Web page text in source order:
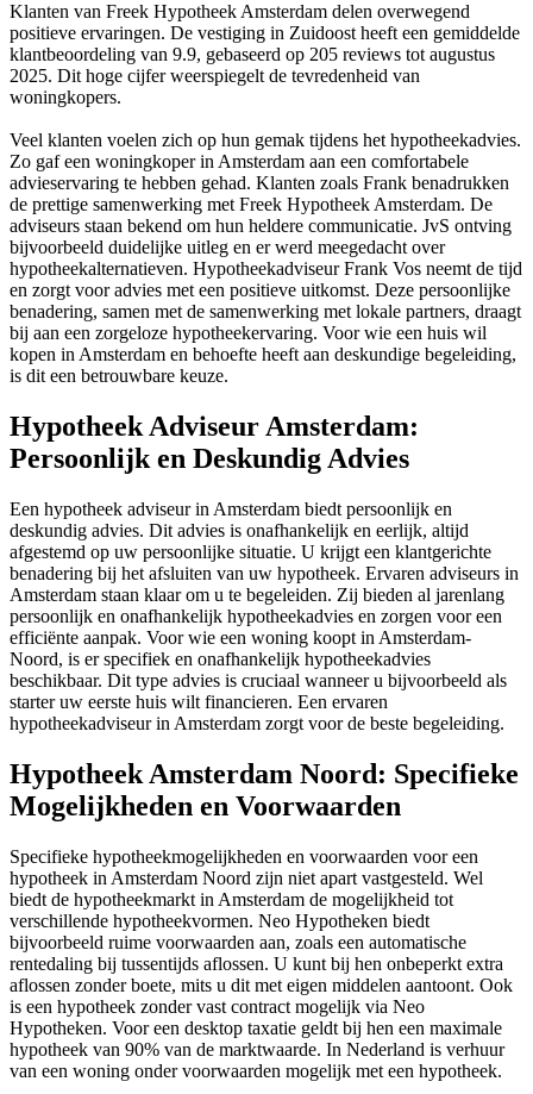
Klanten van Freek Hypotheek Amsterdam delen overwegend
positieve ervaringen. De vestiging in Zuidoost heeft een gemiddelde
klantbeoordeling van 9.9, gebaseerd op 205 reviews tot augustus
2025. Dit hoge cijfer weerspiegelt de tevredenheid van
woningkopers.
Veel klanten voelen zich op hun gemak tijdens het hypotheekadvies.
Zo gaf een woningkoper in Amsterdam aan een comfortabele
advieservaring te hebben gehad. Klanten zoals Frank benadrukken
de prettige samenwerking met Freek Hypotheek Amsterdam. De
adviseurs staan bekend om hun heldere communicatie. JvS ontving
bijvoorbeeld duidelijke uitleg en er werd meegedacht over
hypotheekalternatieven. Hypotheekadviseur Frank Vos neemt de tijd
en zorgt voor advies met een positieve uitkomst. Deze persoonlijke
benadering, samen met de samenwerking met lokale partners, draagt
bij aan een zorgeloze hypotheekervaring. Voor wie een huis wil
kopen in Amsterdam en behoefte heeft aan deskundige begeleiding,
is dit een betrouwbare keuze.
Hypotheek Adviseur Amsterdam:
Persoonlijk en Deskundig Advies
Een hypotheek adviseur in Amsterdam biedt persoonlijk en
deskundig advies. Dit advies is onafhankelijk en eerlijk, altijd
afgestemd op uw persoonlijke situatie. U krijgt een klantgerichte
benadering bij het afsluiten van uw hypotheek. Ervaren adviseurs in
Amsterdam staan klaar om u te begeleiden. Zij bieden al jarenlang
persoonlijk en onafhankelijk hypotheekadvies en zorgen voor een
efficiënte aanpak. Voor wie een woning koopt in Amsterdam-
Noord, is er specifiek en onafhankelijk hypotheekadvies
beschikbaar. Dit type advies is cruciaal wanneer u bijvoorbeeld als
starter uw eerste huis wilt financieren. Een ervaren
hypotheekadviseur in Amsterdam zorgt voor de beste begeleiding.
Hypotheek Amsterdam Noord: Specifieke
Mogelijkheden en Voorwaarden
Specifieke hypotheekmogelijkheden en voorwaarden voor een
hypotheek in Amsterdam Noord zijn niet apart vastgesteld. Wel
biedt de hypotheekmarkt in Amsterdam de mogelijkheid tot
verschillende hypotheekvormen. Neo Hypotheken biedt
bijvoorbeeld ruime voorwaarden aan, zoals een automatische
rentedaling bij tussentijds aflossen. U kunt bij hen onbeperkt extra
aflossen zonder boete, mits u dit met eigen middelen aantoont. Ook
is een hypotheek zonder vast contract mogelijk via Neo
Hypotheken. Voor een desktop taxatie geldt bij hen een maximale
hypotheek van 90% van de marktwaarde. In Nederland is verhuur
van een woning onder voorwaarden mogelijk met een hypotheek.